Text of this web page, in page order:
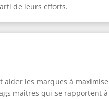
de leurs efforts.
les marques à
maîtres qui se rapportent